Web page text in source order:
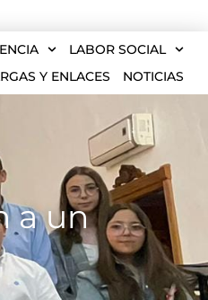
LABOR SOCIAL
Y ENLACES
NOTICIAS
a un